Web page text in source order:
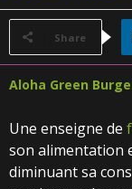
Share
Aloha Green
Une enseigne de
son alimentation
diminuant sa